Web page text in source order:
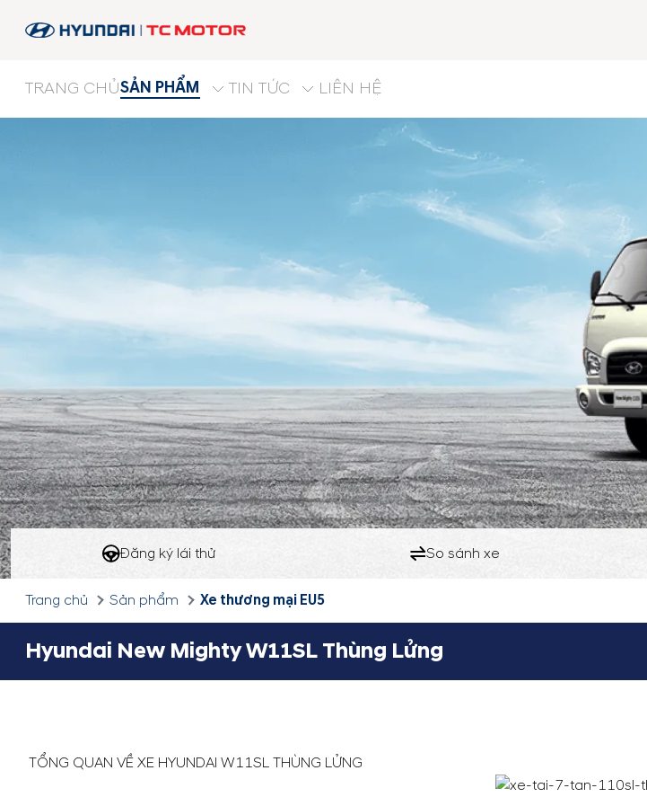
TRANG CHỦSẢN PHẨM TIN TỨC LIÊN HỆ
Đăng ký lái thử So sánh xe
Trang chủ Sản phẩm Xe thương mại EU5
Hyundai New Mighty W11SL Thùng Lửng
TỔNG QUAN VỀ XE HYUNDAI W11SL THÙNG LỬNG